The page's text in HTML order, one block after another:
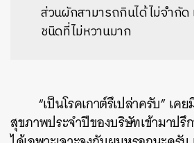
ส่วนผักสามารถกินได้ไม่จำกัด
ชนิดที่ไม่หวานมาก
“เป็นโรคเกาต์รึเปล่าครับ” เ
สุขภาพประจำปีของบริษัทเข้ามาปรึ